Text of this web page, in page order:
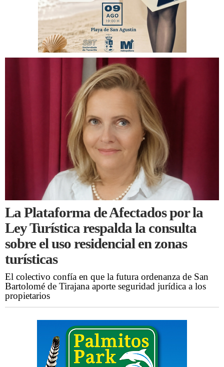
La Plataforma de Afectados por la
Ley Turística respalda la consulta
sobre el uso residencial en zonas
turísticas
El colectivo confía en que la futura ordenanza de San
Bartolomé de Tirajana aporte seguridad jurídica a los
propietarios